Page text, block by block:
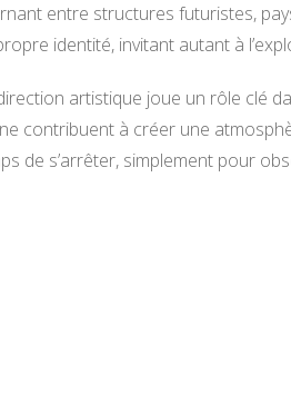
entre structures futuristes,
identité, invitant autant à
artistique joue un rôle clé
contribuent à créer une
de s’arrêter, simplement pour